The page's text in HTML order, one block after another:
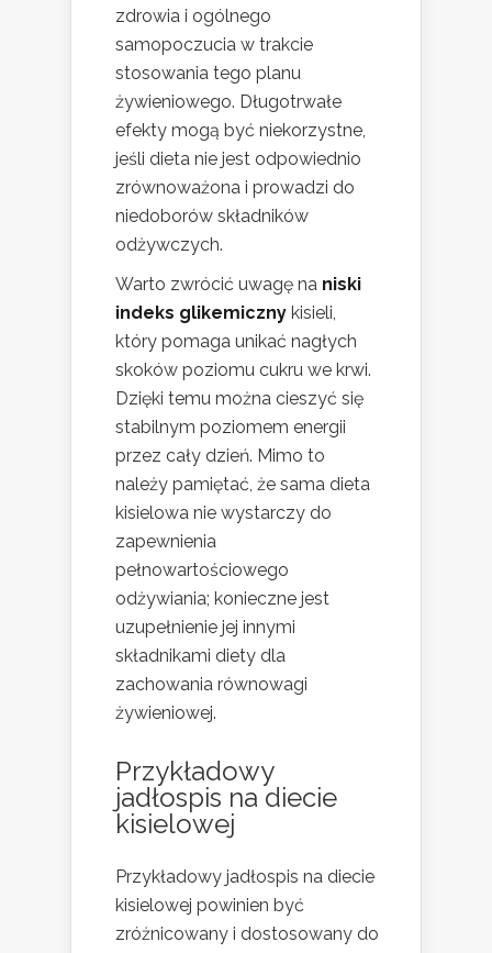
zdrowia i ogólnego
samopoczucia w trakcie
stosowania tego planu
żywieniowego. Długotrwałe
efekty mogą być niekorzystne,
jeśli dieta nie jest odpowiednio
zrównoważona i prowadzi do
niedoborów składników
odżywczych.
Warto zwrócić uwagę na niski
indeks glikemiczny kisieli,
który pomaga unikać nagłych
skoków poziomu cukru we krwi.
Dzięki temu można cieszyć się
stabilnym poziomem energii
przez cały dzień. Mimo to
należy pamiętać, że sama dieta
kisielowa nie wystarczy do
zapewnienia
pełnowartościowego
odżywiania; konieczne jest
uzupełnienie jej innymi
składnikami diety dla
zachowania równowagi
żywieniowej.
Przykładowy
jadłospis na diecie
kisielowej
Przykładowy jadłospis na diecie
kisielowej powinien być
zróżnicowany i dostosowany do